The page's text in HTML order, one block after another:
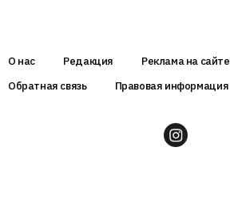
О нас Редакция
Реклама на сайте
Обратная связь
Правовая информация